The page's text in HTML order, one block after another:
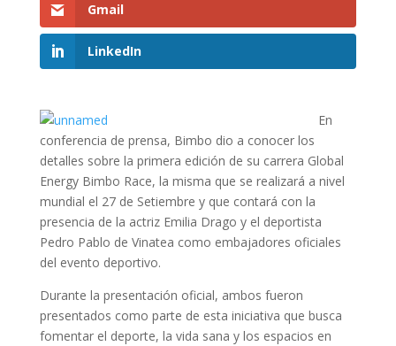
Gmail
LinkedIn
En
conferencia de prensa, Bimbo dio a conocer los
detalles sobre la primera edición de su carrera Global
Energy Bimbo Race, la misma que se realizará a nivel
mundial el 27 de Setiembre y que contará con la
presencia de la actriz Emilia Drago y el deportista
Pedro Pablo de Vinatea como embajadores oficiales
del evento deportivo.
Durante la presentación oficial, ambos fueron
presentados como parte de esta iniciativa que busca
fomentar el deporte, la vida sana y los espacios en